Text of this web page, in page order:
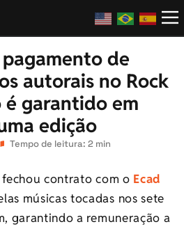
pagamento de
autorais no Rock
é garantido em
edição
Tempo de leitura: 2 min
fechou contrato com o Ecad
músicas tocadas nos sete
garantindo a remuneração a